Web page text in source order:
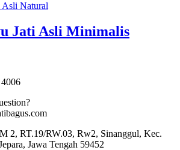
Jati Asli Minimalis
2, RT.19/RW.03, Rw2, Sinanggul, Kec.
Jawa Tengah 59452